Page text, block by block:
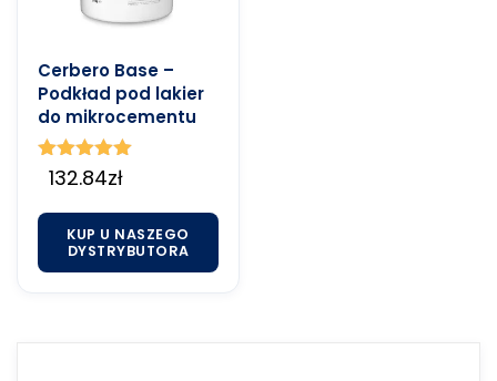
Cerbero Base –
Podkład pod lakier
do mikrocementu
Oceniono
5.00
132.84zł
KUP U NASZEGO
DYSTRYBUTORA